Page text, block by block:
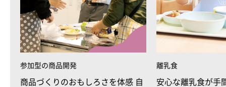
参加型の商品開発
商品づくりのおもしろさを体感 自
離乳食
安心な離乳食が手